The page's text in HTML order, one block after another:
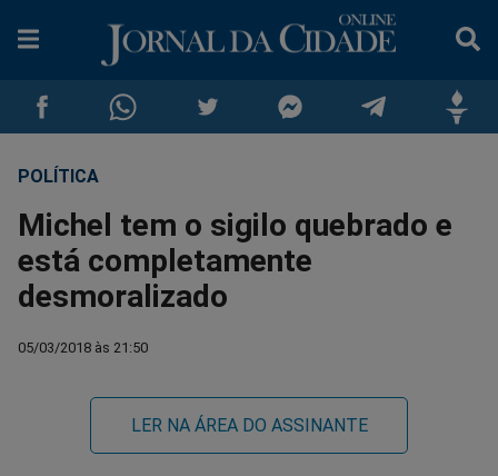
Compartilhar
no
Facebook
Compartilhar
no
Whatsapp
no
Twitter
no
no
no
POLÍTICA
Michel tem o sigilo quebrado e
está completamente
desmoralizado
05/03/2018 às 21:50
LER NA ÁREA DO ASSINANTE